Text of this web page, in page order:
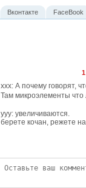
1
xxx: А почему говорят,
Там микроэлементы что
yyy: увеличиваются.
берете кочан, режете
Вконтакте FaceBook